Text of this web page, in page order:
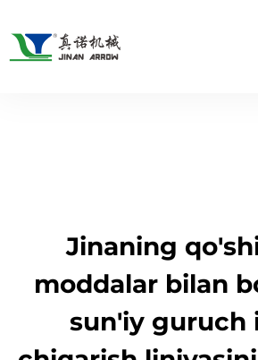
Jinaning
moddalar bilan
sun'iy guruch